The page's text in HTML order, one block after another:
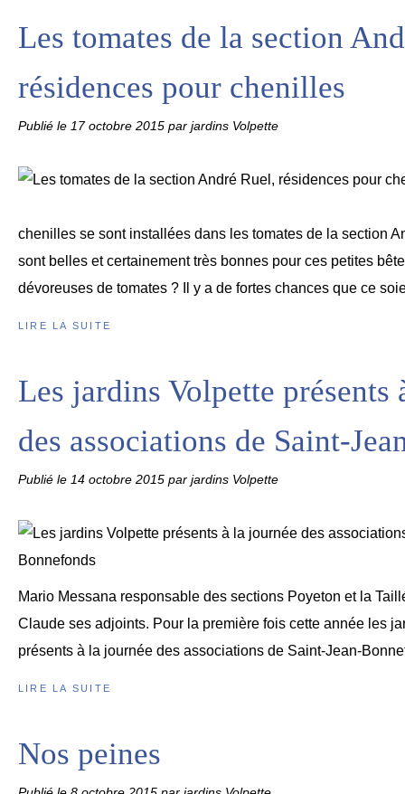
Les tomates de la section
résidences pour chenilles
Publié le 17 octobre 2015 par jardins Volpette
chenilles se sont installées dans les tomates de la section
sont belles et certainement très bonnes pour ces petites
dévoreuses de tomates ? Il y a de fortes chances que ce
LIRE LA SUITE
Les jardins Volpette présents
des associations de Saint-
Publié le 14 octobre 2015 par jardins Volpette
Mario Messana responsable des sections Poyeton et la
Claude ses adjoints. Pour la première fois cette année les
présents à la journée des associations de Saint-Jean-
LIRE LA SUITE
Nos peines